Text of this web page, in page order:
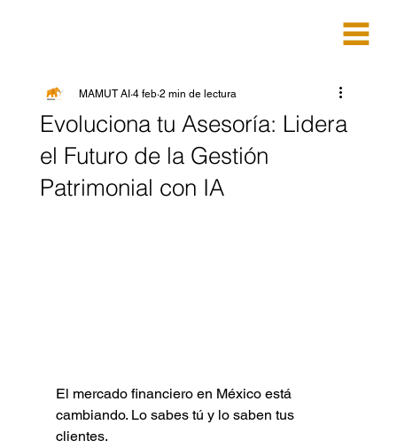
Evoluciona tu Asesoría: Lidera
el Futuro de la Gestión
Patrimonial con IA
MAMUT AI 4 feb 2 min de lectura
El mercado financiero en México está
cambiando. Lo sabes tú y lo saben tus
clientes.